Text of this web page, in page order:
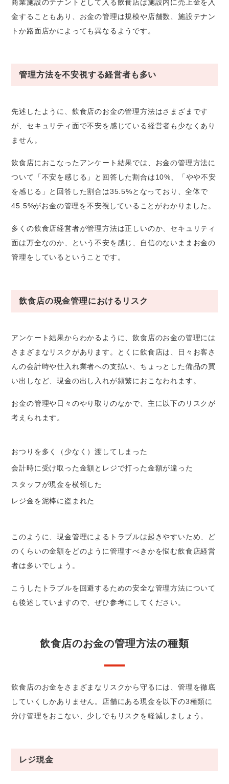
商業施設のテナントとして入る飲食店は施設内に売上金を入
金することもあり、お金の管理は規模や店舗数、施設テナン
トか路面店かによっても異なるようです。
管理方法を不安視する経営者も多い
先述したように、飲食店のお金の管理方法はさまざまです
が、セキュリティ面で不安を感じている経営者も少なくあり
ません。
飲食店におこなったアンケート結果では、お金の管理方法に
ついて「不安を感じる」と回答した割合は10%、「やや不安
を感じる」と回答した割合は35.5%となっており、全体で
45.5%がお金の管理を不安視していることがわかりました。
多くの飲食店経営者が管理方法は正しいのか、セキュリティ
面は万全なのか、という不安を感じ、自信のないままお金の
管理をしているということです。
飲食店の現金管理におけるリスク
アンケート結果からわかるように、飲食店のお金の管理には
さまざまなリスクがあります。とくに飲食店は、日々お客さ
んの会計時や仕入れ業者への支払い、ちょっとした備品の買
い出しなど、現金の出し入れが頻繁におこなわれます。
お金の管理や日々のやり取りのなかで、主に以下のリスクが
考えられます。
おつりを多く（少なく）渡してしまった
会計時に受け取った金額とレジで打った金額が違った
スタッフが現金を横領した
レジ金を泥棒に盗まれた
このように、現金管理によるトラブルは起きやすいため、ど
のくらいの金額をどのように管理すべきかを悩む飲食店経営
者は多いでしょう。
こうしたトラブルを回避するための安全な管理方法について
も後述していますので、ぜひ参考にしてください。
飲食店のお金の管理方法の種類
飲食店のお金をさまざまなリスクから守るには、管理を徹底
していくしかありません。店舗にある現金を以下の3種類に
分け管理をおこない、少しでもリスクを軽減しましょう。
レジ現金